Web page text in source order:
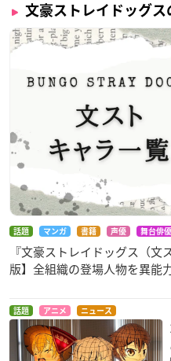
文豪ストレイドッグ
話題 マンガ 書籍 声優 舞台俳優
『文豪ストレイドッグス（
版】全組織の登場人物を異能
話題 アニメ ニュース